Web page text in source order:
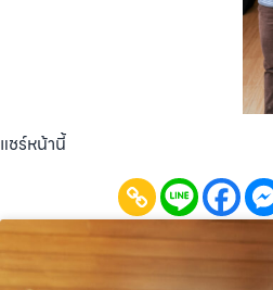
แชร์หน้านี้